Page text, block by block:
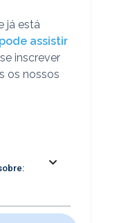
já está
assistir
inscrever
os nossos